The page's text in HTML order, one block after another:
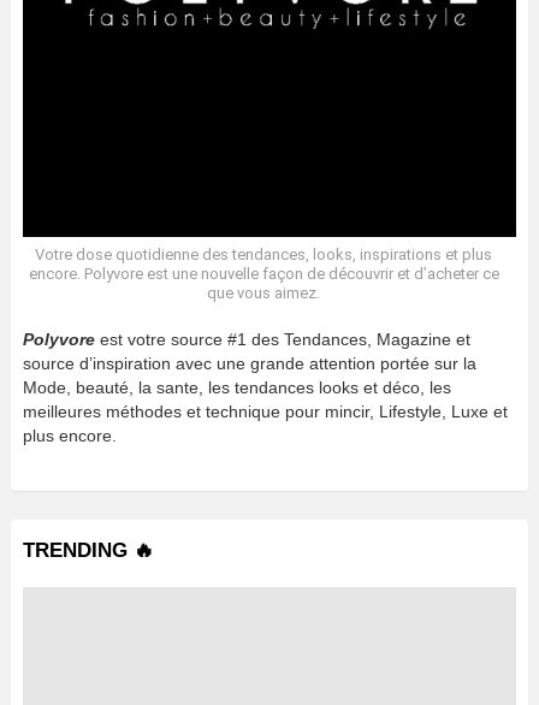
Votre dose quotidienne des tendances, looks, inspirations et plus
encore. Polyvore est une nouvelle façon de découvrir et d’acheter ce
que vous aimez.
Polyvore est votre source #1 des Tendances, Magazine et
source d’inspiration avec une grande attention portée sur la
Mode, beauté, la sante, les tendances looks et déco, les
meilleures méthodes et technique pour mincir, Lifestyle, Luxe et
plus encore.
TRENDING 🔥